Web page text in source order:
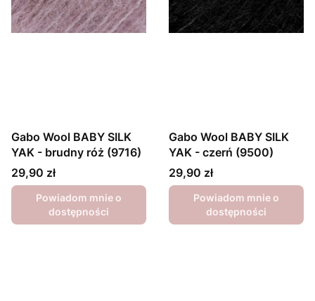
Gabo Wool BABY SILK
YAK - brudny róż (9716)
Cena
29,90 zł
Powiadom mnie o
dostępności
Gabo Wool BABY SILK
YAK - czerń (9500)
Cena
29,90 zł
Powiadom mnie o
dostępności